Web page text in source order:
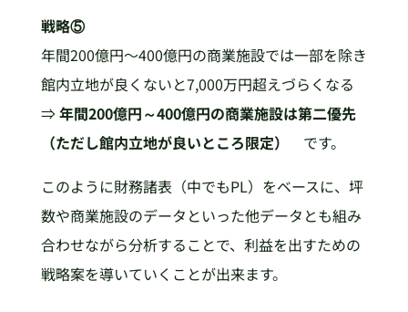
戦略⑤
年間200億円～400億円の商業施設では一部を除き
館内立地が良くないと7,000万円超えづらくなる
⇒年間200億円～400億円の商業施設は第二優先
（ただし館内立地が良いところ限定）
です。
このように財務諸表（中でもPL）をベースに、坪
数や商業施設のデータといった他データとも組み
合わせながら分析することで、利益を出すための
戦略案を導いていくことが出来ます。